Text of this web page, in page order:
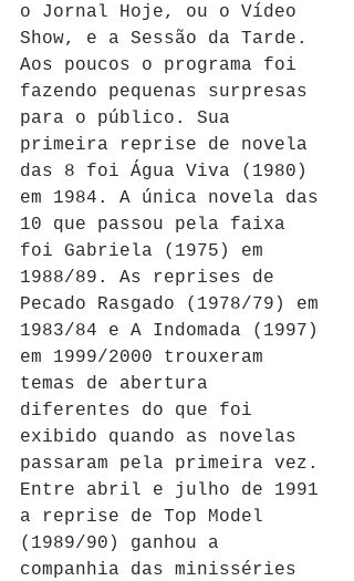
o Jornal Hoje, ou o Vídeo
Show, e a Sessão da Tarde.
Aos poucos o programa foi
fazendo pequenas surpresas
para o público. Sua
primeira reprise de novela
das 8 foi Água Viva (1980)
em 1984. A única novela das
10 que passou pela faixa
foi Gabriela (1975) em
1988/89. As reprises de
Pecado Rasgado (1978/79) em
1983/84 e A Indomada (1997)
em 1999/2000 trouxeram
temas de abertura
diferentes do que foi
exibido quando as novelas
passaram pela primeira vez.
Entre abril e julho de 1991
a reprise de Top Model
(1989/90) ganhou a
companhia das minisséries